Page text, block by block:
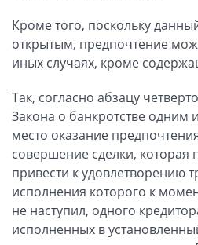
Кроме того, поскольку
открытым, предпочтение
иных случаях, кроме
Так, согласно абзацу
Закона о банкротстве одним
место оказание
совершение сделки, которая
привести к удовлетворению
исполнения которого к
не наступил, одного
исполненных в